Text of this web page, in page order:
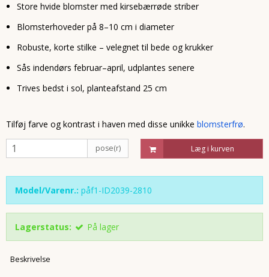
Store hvide blomster med kirsebærrøde striber
Blomsterhoveder på 8–10 cm i diameter
Robuste, korte stilke – velegnet til bede og krukker
Sås indendørs februar–april, udplantes senere
Trives bedst i sol, planteafstand 25 cm
Tilføj farve og kontrast i haven med disse unikke blomsterfrø.
pose(r) Læg i kurven
Model/Varenr.: påf1-ID2039-2810
Lagerstatus: På lager
Beskrivelse